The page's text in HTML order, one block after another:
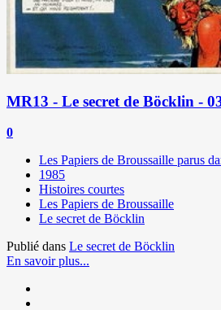
MR13 - Le secret de Böcklin -
0
Les Papiers de Broussaille parus
1985
Histoires courtes
Les Papiers de Broussaille
Le secret de Böcklin
Publié dans Le secret de Böcklin
En savoir plus...